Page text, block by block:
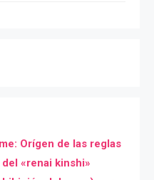
Orígen de las reglas
«renai kinshi»